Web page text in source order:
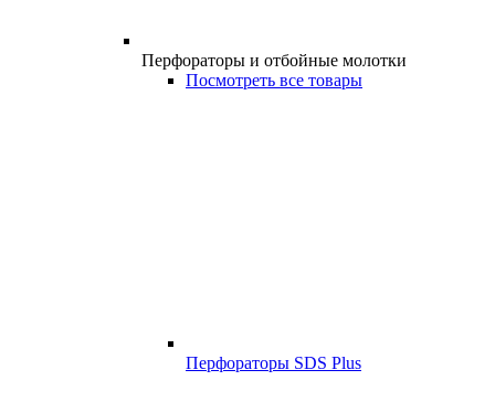
Перфораторы и отбойные молотки
Посмотреть все товары
Перфораторы SDS Plus